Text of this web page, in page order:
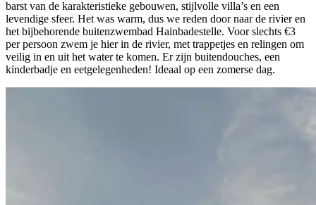
barst van de karakteristieke gebouwen, stijlvolle villa’s en een
levendige sfeer. Het was warm, dus we reden door naar de rivier en
het bijbehorende buitenzwembad Hainbadestelle. Voor slechts €3
per persoon zwem je hier in de rivier, met trappetjes en relingen om
veilig in en uit het water te komen. Er zijn buitendouches, een
kinderbadje en eetgelegenheden! Ideaal op een zomerse dag.